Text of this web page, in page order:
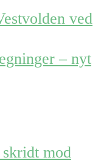
ved
– nyt
mod